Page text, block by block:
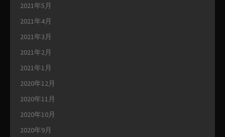
2021年5月
2021年4月
2021年3月
2021年2月
2021年1月
2020年12月
2020年11月
2020年10月
2020年9月